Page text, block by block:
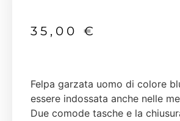
35,00 €
Felpa garzata uomo di colore
essere indossata anche nelle
Due comode tasche e la